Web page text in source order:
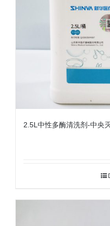
2.5L中性多酶清洗剂-中央